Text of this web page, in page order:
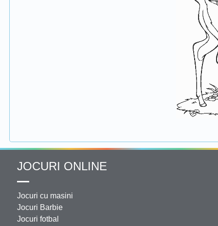
JOCURI ONLINE
Jocuri cu masini
Jocuri Barbie
Jocuri fotbal